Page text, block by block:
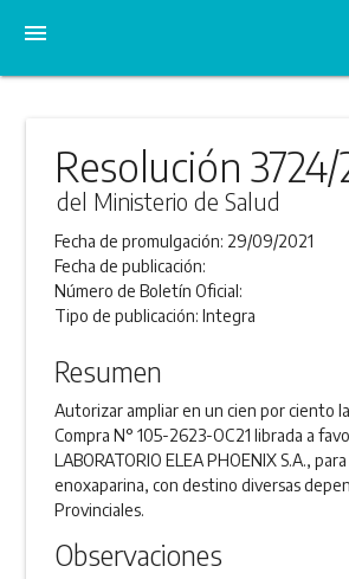
menu
Resolución 3724/
del Ministerio de Salud
Fecha de promulgación: 29/09/2021
Fecha de publicación:
Número de Boletín Oficial:
Tipo de publicación:Integra
Resumen
Autorizar ampliar en un cien por ciento
Compra N° 105-2623-OC21 librada a
LABORATORIO ELEA PHOENIX S.A.,
enoxaparina, con destino diversas
Provinciales.
Observaciones